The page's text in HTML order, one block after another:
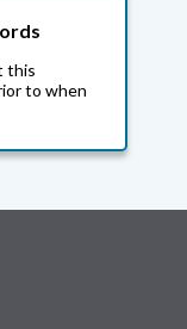
this
to when